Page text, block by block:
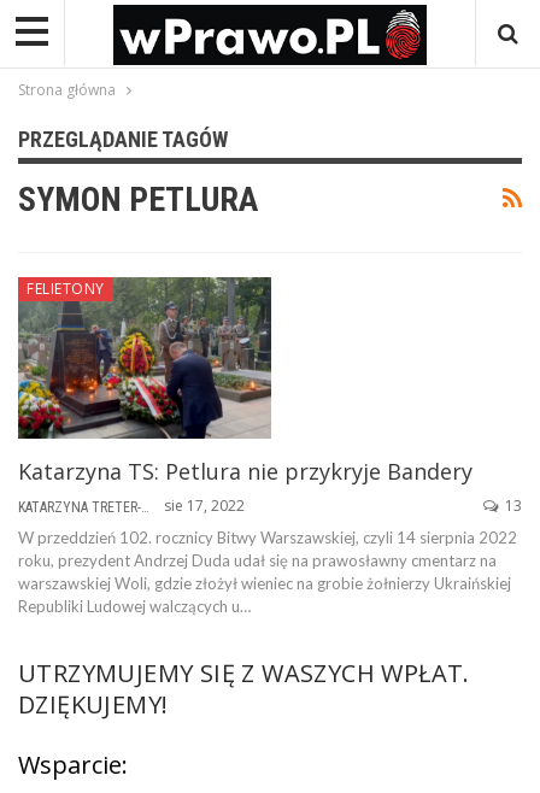
Strona główna
PRZEGLĄDANIE TAGÓW
SYMON PETLURA
FELIETONY
Katarzyna TS: Petlura nie przykryje Bandery
sie 17, 2022 13
W przeddzień 102. rocznicy Bitwy Warszawskiej, czyli 14 sierpnia 2022
roku, prezydent Andrzej Duda udał się na prawosławny cmentarz na
warszawskiej Woli, gdzie złożył wieniec na grobie żołnierzy Ukraińskiej
Republiki Ludowej walczących u…
UTRZYMUJEMY SIĘ Z WASZYCH WPŁAT.
DZIĘKUJEMY!
Wsparcie: